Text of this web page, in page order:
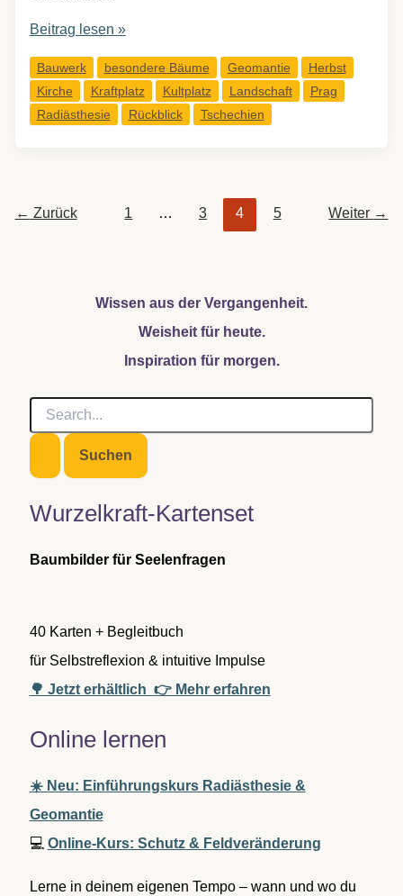
Prag:
Besuch
bei
einer
Beitrag lesen »
Bauwerk besondere Bäume Geomantie
Herbst
Kirche
Kraftplatz Kultplatz Landschaft
Prag
Radiästhesie
Rückblick Tschechien
← Zurück 1 … 3 4 5 Weiter →
Wissen aus der Vergangenheit.
Weisheit für heute.
Inspiration für morgen.
S
c
e
n
h
Wurzelkraft-Kartenset
Baumbilder für Seelenfragen
40 Karten + Begleitbuch
für Selbstreflexion & intuitive Impulse
🌳 Jetzt erhältlich 👉 Mehr erfahren
Online lernen
☀️ Neu: Einführungskurs Radiästhesie &
Geomantie
💻 Online-Kurs: Schutz & Feldveränderung
Lerne in deinem eigenen Tempo – wann und wo du